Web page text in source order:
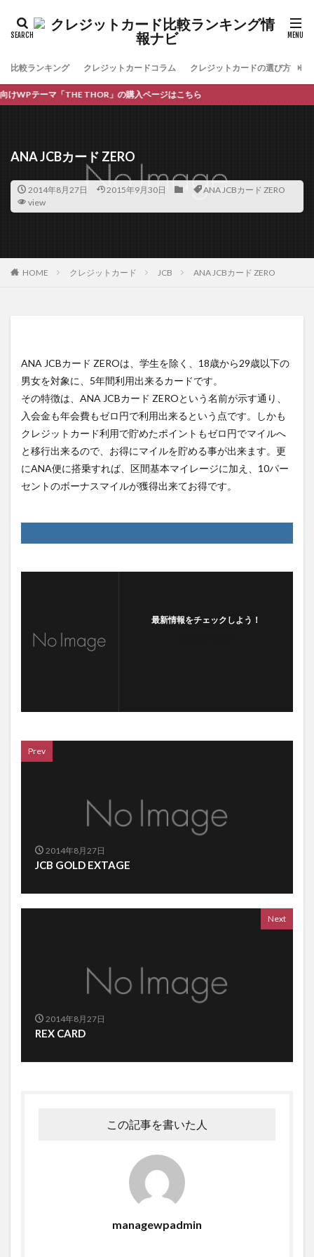
比較ランキング クレジットカードコラム クレジットカードの選び方
テーマ「THE THOR」の購入ページはこちら
ANA JCBカード ZERO
2014年8月27日 2015年9月30日
ANA JCBカード ZERO
view
HOME クレジットカード JCB ANA JCBカード ZERO
ANA JCBカード ZEROは、学生を除く、18歳から29歳以下の
男女を対象に、5年間利用出来るカードです。
その特徴は、ANA JCBカード ZEROという名前が示す通り、
入会金も年会費もゼロ円で利用出来るという点です。しかも
クレジットカード利用で貯めたポイントもゼロ円でマイルへ
と移行出来るので、お得にマイルを貯める事が出来ます。更
にANA便に搭乗すれば、区間基本マイレージに加え、10パー
セントのボーナスマイルが獲得出来てお得です。
最新情報をチェックしよう！
Prev
2014年8月27日
JCB GOLD EXTAGE
Next
2014年8月27日
REX CARD
この記事を書いた人
managewpadmin